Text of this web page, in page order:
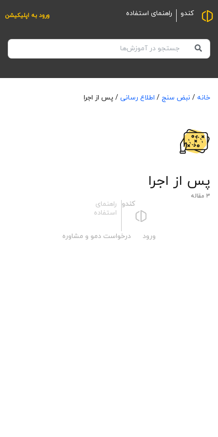
کندو راهنمای استفاده ورود به اپلیکیشن
خانه / نبض سنج / اطلاع رسانی / پس از اجرا
پس از اجرا
3 مقاله
کندو
راهنمای
استفاده
ورود درخواست دمو و مشاوره